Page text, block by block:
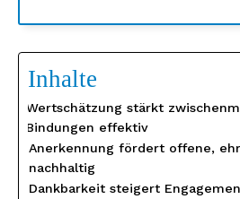
Inhalte
Wertschätzung stärkt
Bindungen effektiv
Anerkennung fördert offene,
nachhaltig
Dankbarkeit steigert